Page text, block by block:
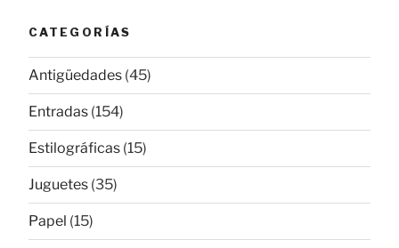
CATEGORÍAS
Antigüedades (45)
Entradas (154)
Estilográficas (15)
Juguetes (35)
Papel (15)